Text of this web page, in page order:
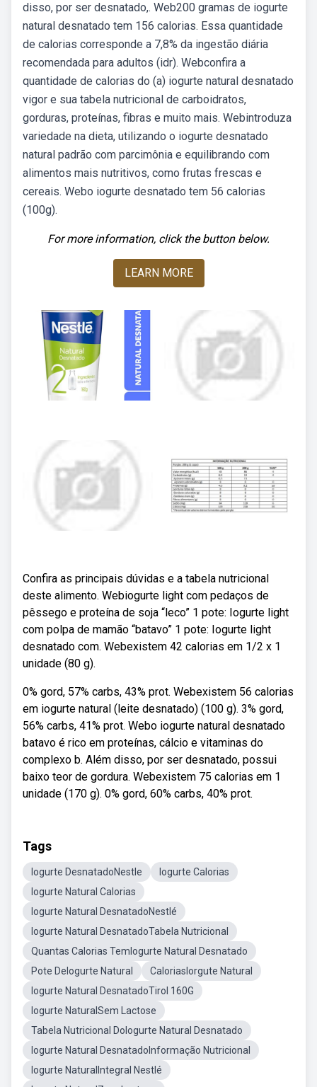
disso, por ser desnatado,. Web200 gramas de iogurte
natural desnatado tem 156 calorias. Essa quantidade
de calorias corresponde a 7,8% da ingestão diária
recomendada para adultos (idr). Webconfira a
quantidade de calorias do (a) iogurte natural desnatado
vigor e sua tabela nutricional de carboidratos,
gorduras, proteínas, fibras e muito mais. Webintroduza
variedade na dieta, utilizando o iogurte desnatado
natural padrão com parcimônia e equilibrando com
alimentos mais nutritivos, como frutas frescas e
cereais. Webo iogurte desnatado tem 56 calorias
(100g).
For more information, click the button below.
LEARN MORE
Confira as principais dúvidas e a tabela nutricional
deste alimento. Webiogurte light com pedaços de
pêssego e proteína de soja “leco” 1 pote: Iogurte light
com polpa de mamão “batavo” 1 pote: Iogurte light
desnatado com. Webexistem 42 calorias em 1/2 x 1
unidade (80 g).
0% gord, 57% carbs, 43% prot. Webexistem 56 calorias
em iogurte natural (leite desnatado) (100 g). 3% gord,
56% carbs, 41% prot. Webo iogurte natural desnatado
batavo é rico em proteínas, cálcio e vitaminas do
complexo b. Além disso, por ser desnatado, possui
baixo teor de gordura. Webexistem 75 calorias em 1
unidade (170 g). 0% gord, 60% carbs, 40% prot.
Tags
Iogurte DesnatadoNestle
Iogurte Calorias
Iogurte Natural Calorias
Iogurte Natural DesnatadoNestlé
Iogurte Natural DesnatadoTabela Nutricional
Quantas Calorias TemIogurte Natural Desnatado
Pote DeIogurte Natural
CaloriasIorgute Natural
Iogurte Natural DesnatadoTirol 160G
Iogurte NaturalSem Lactose
Tabela Nutricional DoIogurte Natural Desnatado
Iogurte Natural DesnatadoInformação Nutricional
Iogurte NaturalIntegral Nestlé